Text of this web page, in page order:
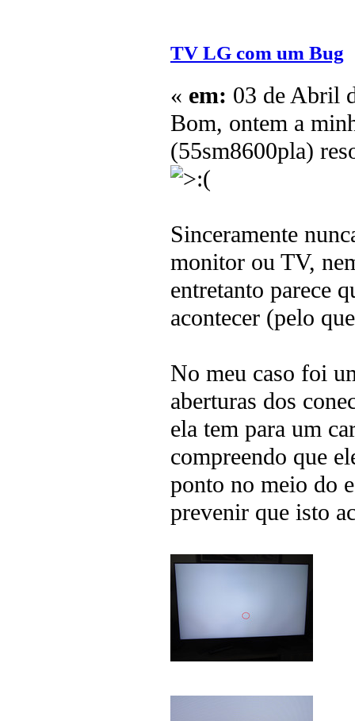
TV LG com um Bug
« em: 03 de Abril
Bom, ontem a
(55sm8600pla)
Sinceramente
monitor ou TV,
entretanto parece
acontecer (pelo
No meu caso foi
aberturas dos
ela tem para um
compreendo que
ponto no meio do
prevenir que isto